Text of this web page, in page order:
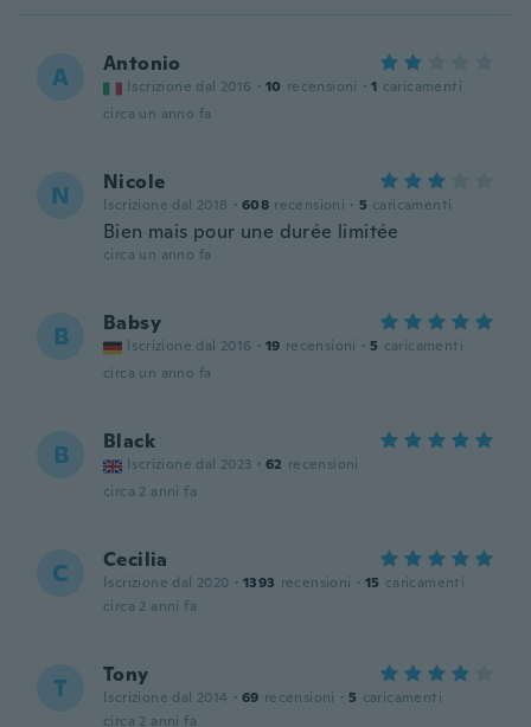
A Antonio
Iscrizione dal 2016 · 10 recensioni · 1 caricamenti
circa un anno fa
N Nicole
Iscrizione dal 2018 · 608 recensioni · 5 caricamenti
Bien mais pour une durée limitée
circa un anno fa
B Babsy
Iscrizione dal 2016 · 19 recensioni · 5 caricamenti
circa un anno fa
B Black
Iscrizione dal 2023 · 62 recensioni
circa 2 anni fa
C Cecilia
Iscrizione dal 2020 · 1393 recensioni · 15 caricamenti
circa 2 anni fa
T Tony
Iscrizione dal 2014 · 69 recensioni · 5 caricamenti
circa 2 anni fa